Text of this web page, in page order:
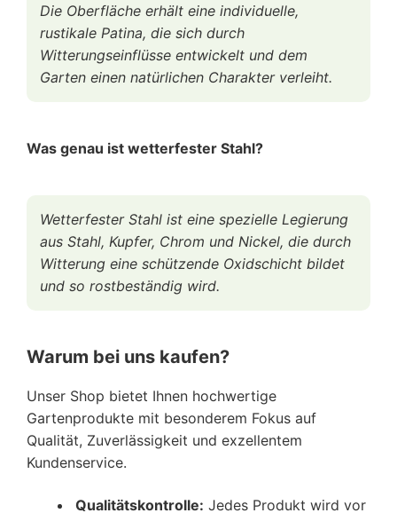
Die Oberfläche erhält eine individuelle,
rustikale Patina, die sich durch
Witterungseinflüsse entwickelt und dem
Garten einen natürlichen Charakter verleiht.
Was genau ist wetterfester Stahl?
Wetterfester Stahl ist eine spezielle Legierung
aus Stahl, Kupfer, Chrom und Nickel, die durch
Witterung eine schützende Oxidschicht bildet
und so rostbeständig wird.
Warum bei uns kaufen?
Unser Shop bietet Ihnen hochwertige
Gartenprodukte mit besonderem Fokus auf
Qualität, Zuverlässigkeit und exzellentem
Kundenservice.
Qualitätskontrolle: Jedes Produkt wird vor